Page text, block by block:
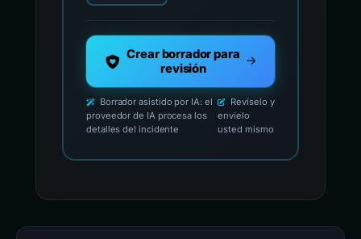
Crear borrador para
revisión
Borrador asistido por IA: el
proveedor de IA procesa los
detalles del incidente
Revíselo y
envíelo
usted mismo